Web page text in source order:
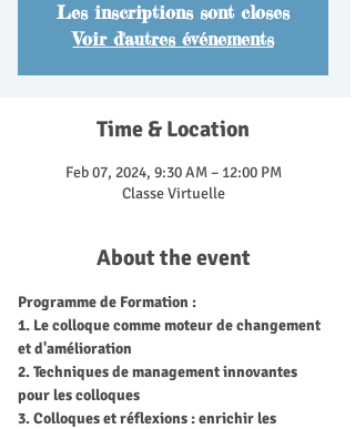
Les inscriptions sont closes
Voir d'autres événements
Time & Location
Feb 07, 2024, 9:30 AM – 12:00 PM
Classe Virtuelle
About the event
Programme de Formation :
1. Le colloque comme moteur de changement
et d'amélioration
2. Techniques de management innovantes
pour les colloques
3. Colloques et réflexions : enrichir les